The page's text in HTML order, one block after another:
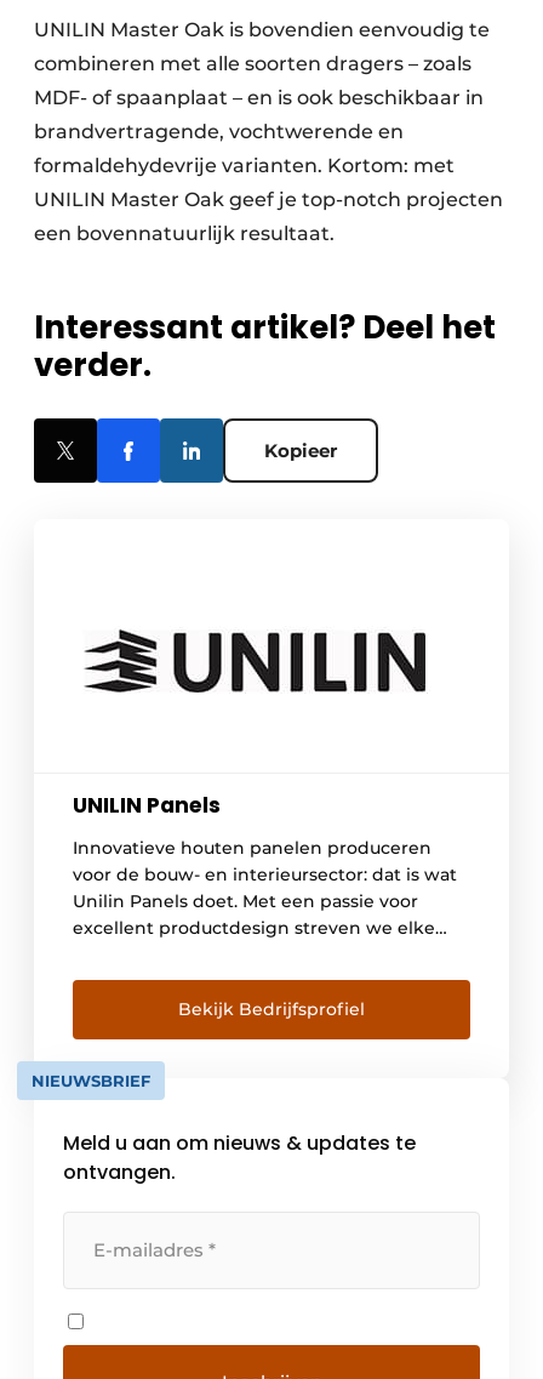
UNILIN Master Oak is bovendien eenvoudig te
combineren met alle soorten dragers – zoals
MDF- of spaanplaat – en is ook beschikbaar in
brandvertragende, vochtwerende en
formaldehydevrije varianten. Kortom: met
UNILIN Master Oak geef je top-notch projecten
een bovennatuurlijk resultaat.
Interessant artikel? Deel het
verder.
Kopieer
UNILIN Panels
Innovatieve houten panelen produceren
voor de bouw- en interieursector: dat is wat
Unilin Panels doet. Met een passie voor
excellent productdesign streven we elke
esthetisch. Bouwend op gefocuste R&D-
inspanningen maken we onze houten
platen steeds performanter. Met inspiratie
uit natuur, mode en architectuur creëren we
tijdloze designs die elk […]
Bekijk Bedrijfsprofiel
NIEUWSBRIEF
Meld u aan om nieuws & updates te
ontvangen.